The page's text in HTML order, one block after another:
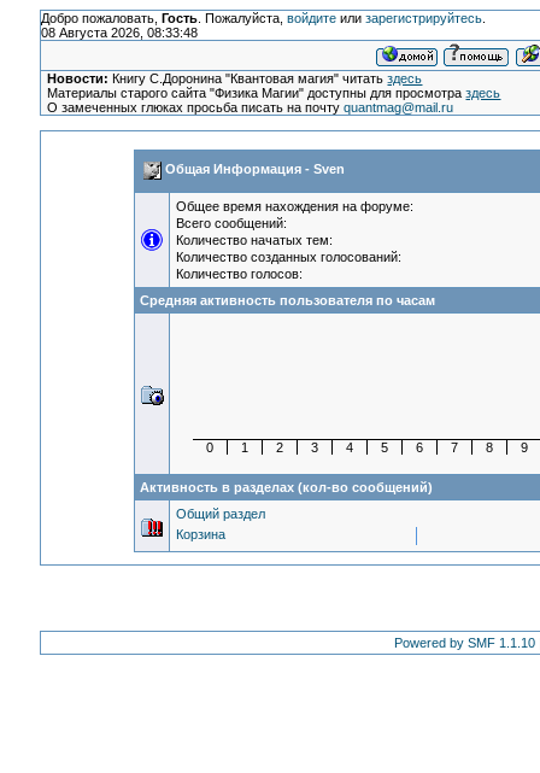
Добро пожаловать, Гость. Пожалуйста, войдитеили зарегистрируйтесь.
08 Августа 2026, 08:33:48
Новости: Книгу С.Доронина "Квантовая магия" читатьздесь
Материалы старого сайта "Физика Магии" доступны для просмотраздесь
О замеченных глюках просьба писать на почтуquantmag@mail.ru
Общая Информация - Sven
Общее время нахождения на форуме:
Всего сообщений:
Количество начатых тем:
Количество созданных голосований:
Количество голосов:
Средняя активность пользователя по часам
0 1 2 3 4 5 6 7 8 9
Активность в разделах (кол-во сообщений)
Общий раздел
Корзина
Powered by SMF 1.1.10